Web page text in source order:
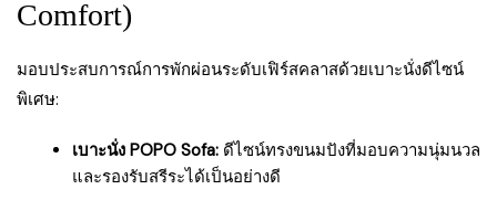
Comfort)
มอบประสบการณ์การพักผ่อนระดับเฟิร์สคลาสด้วยเบาะนั่งดีไซน์
พิเศษ:
เบาะนั่ง POPO Sofa: ดีไซน์ทรงขนมปังที่มอบความนุ่มนวล
และรองรับสรีระได้เป็นอย่างดี